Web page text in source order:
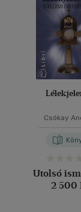
Csókay
Utolsó
2 500